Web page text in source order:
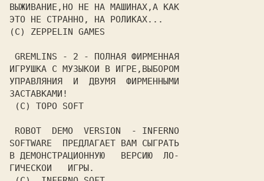
ВЫЖИВАНИЕ,НО НЕ НА МАШИНАХ,А КАК
ЭТО НЕ СТРАННО, НА РОЛИКАХ...
(C) ZEPPELIN GAMES
ИГРУШКА С МУЗЫКОИ В ИГРЕ,ВЫБОРОМ
УПРАВЛЯНИЯ  И  ДВУМЯ  ФИРМЕННЫМИ
ЗАСТАВКАМИ!
SOFTWARE  ПРЕДЛАГАЕТ ВАМ СЫГРАТЬ
В ДЕМОНСТРАЦИОННУЮ   ВЕРСИЮ  ЛО-
ГИЧЕСКОИ   ИГРЫ.